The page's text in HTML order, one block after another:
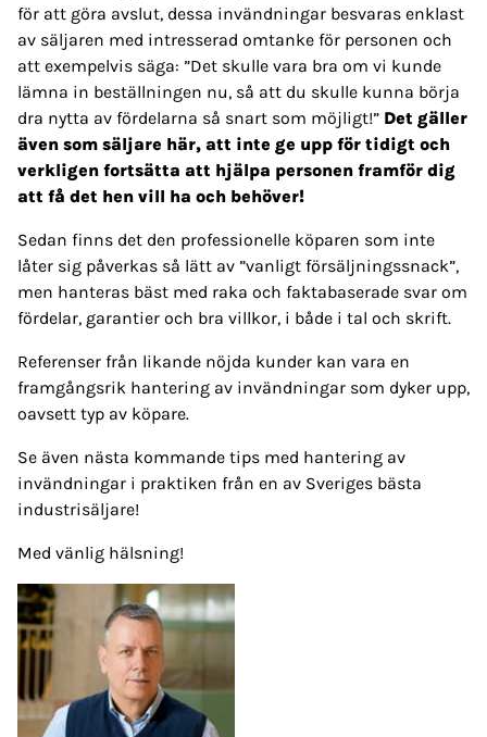
för att göra avslut, dessa invändningar besvaras enklast
av säljaren med intresserad omtanke för personen och
att exempelvis säga: ”Det skulle vara bra om vi kunde
lämna in beställningen nu, så att du skulle kunna börja
dra nytta av fördelarna så snart som möjligt!” Det gäller
även som säljare här, att inte ge upp för tidigt och
verkligen fortsätta att hjälpa personen framför dig
att få det hen vill ha och behöver!
Sedan finns det den professionelle köparen som inte
låter sig påverkas så lätt av ”vanligt försäljningssnack”,
men hanteras bäst med raka och faktabaserade svar om
fördelar, garantier och bra villkor, i både i tal och skrift.
Referenser från likande nöjda kunder kan vara en
framgångsrik hantering av invändningar som dyker upp,
oavsett typ av köpare.
Se även nästa kommande tips med hantering av
invändningar i praktiken från en av Sveriges bästa
industrisäljare!
Med vänlig hälsning!